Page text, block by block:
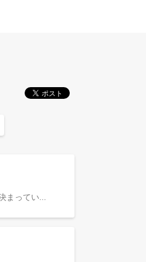
こちらはカジュアル面談用のエントリーページです。 既にご希望の職種が決まっている際には、”応募先へのメッセージ”へご記入ください。 現時点で決まっていない際には、”特に希望なし”とご記入ください。 例） 希望職種：新規事業プロダクトマネジメント